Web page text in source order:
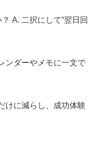
A. 二択にして“翌日回
ンダーやメモに一文で
けに減らし、成功体験